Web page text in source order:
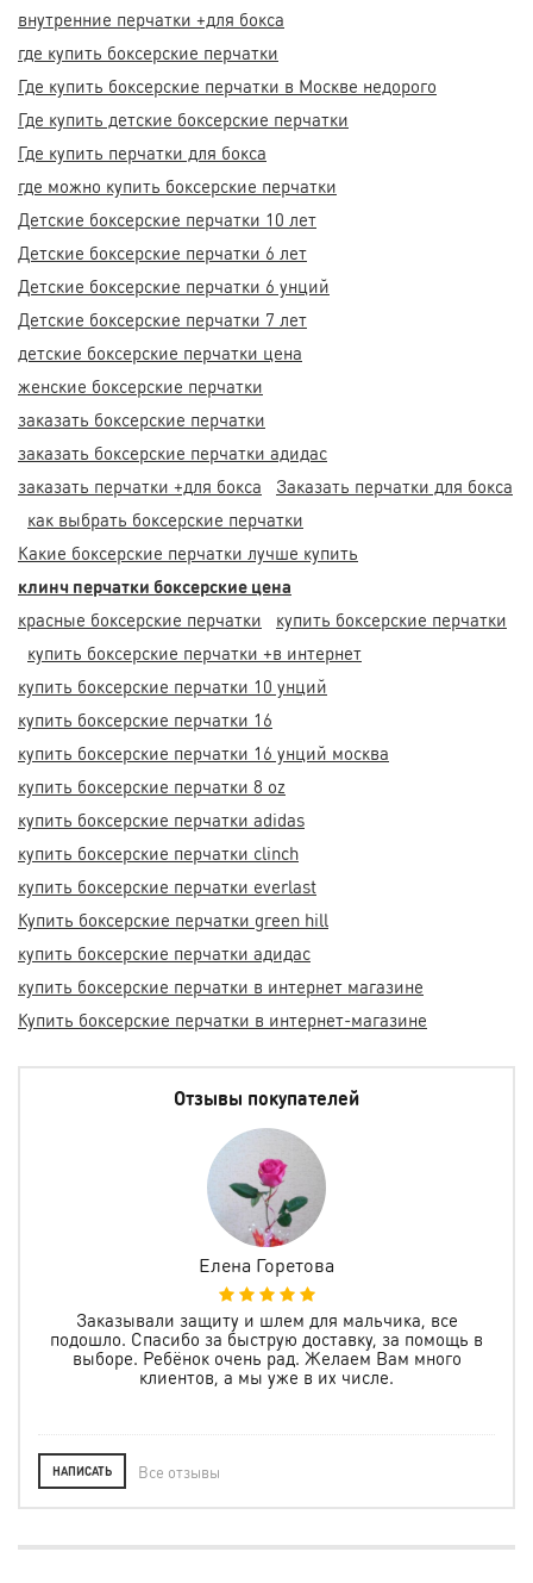
внутренние перчатки +для бокса
где купить боксерские перчатки
Где купить боксерские перчатки в Москве недорого
Где купить детские боксерские перчатки
Где купить перчатки для бокса
где можно купить боксерские перчатки
Детские боксерские перчатки 10 лет
Детские боксерские перчатки 6 лет
Детские боксерские перчатки 6 унций
Детские боксерские перчатки 7 лет
детские боксерские перчатки цена
женские боксерские перчатки
заказать боксерские перчатки
заказать боксерские перчатки адидас
заказать перчатки +для бокса
Заказать перчатки для бокса
как выбрать боксерские перчатки
Какие боксерские перчатки лучше купить
клинч перчатки боксерские цена
красные боксерские перчатки
купить боксерские перчатки
купить боксерские перчатки +в интернет
купить боксерские перчатки 10 унций
купить боксерские перчатки 16
купить боксерские перчатки 16 унций москва
купить боксерские перчатки 8 oz
купить боксерские перчатки adidas
купить боксерские перчатки clinch
купить боксерские перчатки everlast
Купить боксерские перчатки green hill
купить боксерские перчатки адидас
купить боксерские перчатки в интернет магазине
Купить боксерские перчатки в интернет-магазине
Отзывы покупателей
Елена Горетова
Заказывали защиту и шлем для мальчика, все
подошло. Спасибо за быструю доставку, за помощь в
выборе. Ребёнок очень рад. Желаем Вам много
клиентов, а мы уже в их числе.
НАПИСАТЬ Все отзывы